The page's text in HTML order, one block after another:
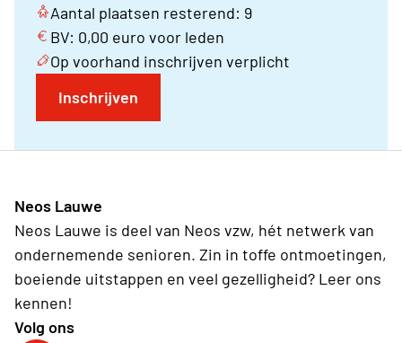
Aantal plaatsen resterend: 9
BV: 0,00 euro voor leden
Op voorhand inschrijven verplicht
Inschrijven
Neos Lauwe
Neos Lauwe is deel van Neos vzw, hét netwerk van
ondernemende senioren. Zin in toffe ontmoetingen,
boeiende uitstappen en veel gezelligheid? Leer ons
kennen!
Volg ons